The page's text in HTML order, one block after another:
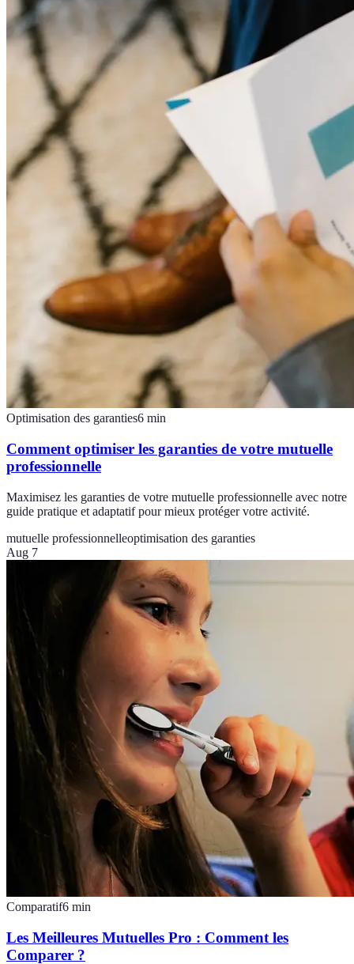
Optimisation des garanties6 min
Comment optimiser les garanties de votre mutuelle
professionnelle
Maximisez les garanties de votre mutuelle professionnelle avec notre
guide pratique et adaptatif pour mieux protéger votre activité.
mutuelle professionnelleoptimisation des garanties
Aug 7
Comparatif6 min
Les Meilleures Mutuelles Pro : Comment les
Comparer ?